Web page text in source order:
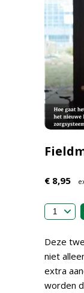
€ 8,95
Deze
niet
extra
worden